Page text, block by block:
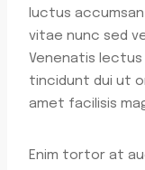
luctus
vitae nunc sed
Venenatis lectus
tincidunt dui ut
amet facilisis
Enim tortor at